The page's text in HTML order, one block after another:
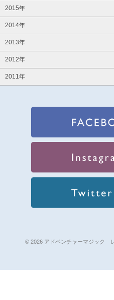
2015年
2014年
2013年
2012年
2011年
© 2026 アドベンチャーマジック